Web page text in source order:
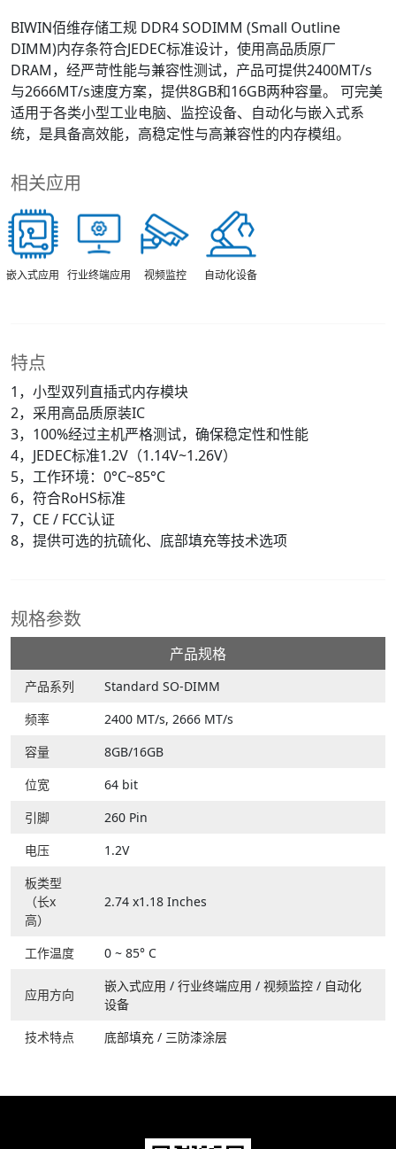
BIWIN佰维存储工规 DDR4 SODIMM (Small Outline
DIMM)内存条符合JEDEC标准设计，使用高品质原厂
DRAM，经严苛性能与兼容性测试，产品可提供2400MT/s
与2666MT/s速度方案，提供8GB和16GB两种容量。 可完美
适用于各类小型工业电脑、监控设备、自动化与嵌入式系
统，是具备高效能，高稳定性与高兼容性的内存模组。
相关应用
嵌入式应用 行业终端应用 视频监控 自动化设备
特点
1，小型双列直插式内存模块
2，采用高品质原装IC
3，100%经过主机严格测试，确保稳定性和性能
4，JEDEC标准1.2V（1.14V~1.26V）
5，工作环境：0°C~85°C
6，符合RoHS标准
7，CE / FCC认证
8，提供可选的抗硫化、底部填充等技术选项
规格参数
产品规格
产品系列
Standard SO-DIMM
频率
2400 MT/s, 2666 MT/s
容量
8GB/16GB
位宽
64 bit
引脚
260 Pin
电压
1.2V
板类型
（长x
高）
2.74 x1.18 Inches
工作温度 0 ~ 85° C
应用方向
嵌入式应用 / 行业终端应用 / 视频监控 / 自动化
设备
技术特点
底部填充 / 三防漆涂层